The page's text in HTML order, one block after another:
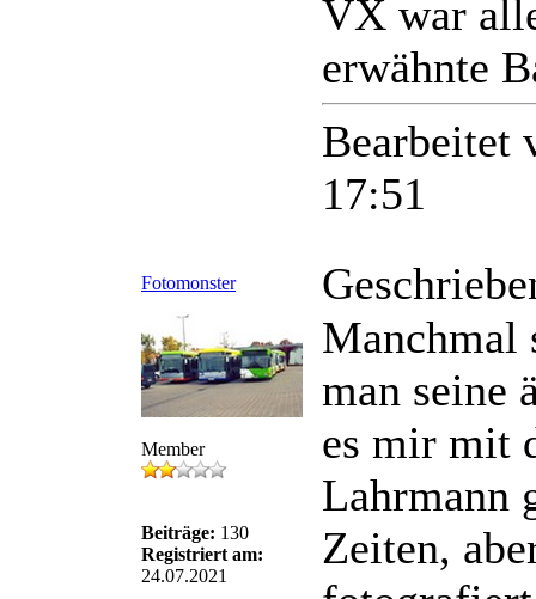
VX war
erwähnte
Bearbeitet
17:51
Fotomonster
Member
Beiträge: 130
Registriert am:
24.07.2021
Manchmal
man seine
es mir mit
Lahrmann
Zeiten,